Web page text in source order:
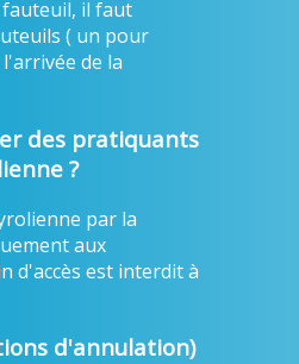
il faut
( un pour
de la
des pratiquants
?
par la
aux
d'accès est interdit à
d'annulation)